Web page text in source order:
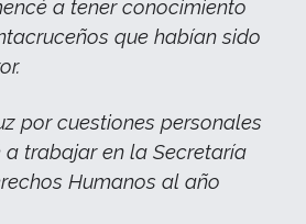
a tener conocimiento
que habían sido
por cuestiones personales
a trabajar en la Secretaría
Humanos al año